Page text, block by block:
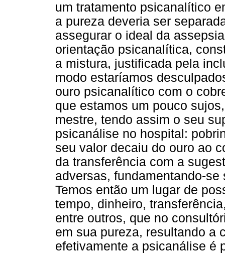
um tratamento psicanalítico
a pureza deveria ser
assegurar o ideal da
orientação psicanalítica,
a mistura, justificada pela
modo estaríamos
ouro psicanalítico com o
que estamos um pouco
mestre, tendo assim o seu
psicanálise no hospital:
seu valor decaiu do ouro ao
da transferência com a
adversas, fundamentando-
Temos então um lugar de
tempo, dinheiro,
entre outros, que no
em sua pureza, resultando a
efetivamente a psicanálise é